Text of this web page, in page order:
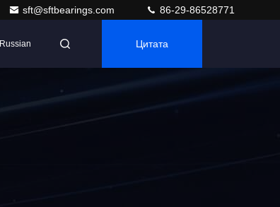
sft@sftbearings.com 86-29-86528771
Russian Цитата